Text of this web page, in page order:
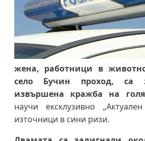
жена, работници в
село Бучин проход, са
извършена кражба на
научи ексклузивно
източници в сини ризи.